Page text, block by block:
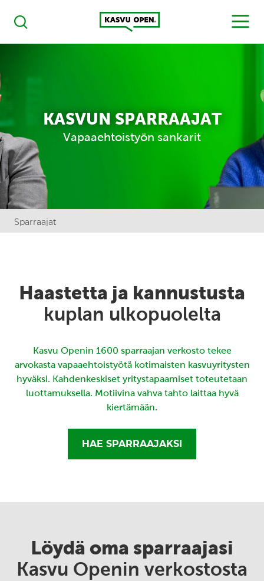
Haku
Kasvu Open
MENU
KASVUN SPARRAAJAT
Vapaaehtoistyön sankarit
Sparraajat
Haastetta ja kannustusta
kuplan ulkopuolelta
Kasvu Openin 1600 sparraajan verkosto tekee
arvokasta vapaaehtoistyötä kotimaisten kasvuyritysten
hyväksi. Kahdenkeskiset yritystapaamiset toteutetaan
luottamuksella. Motiivina vahva tahto laittaa hyvä
kiertämään.
HAE SPARRAAJAKSI
Löydä oma sparraajasi
Kasvu Openin verkostosta